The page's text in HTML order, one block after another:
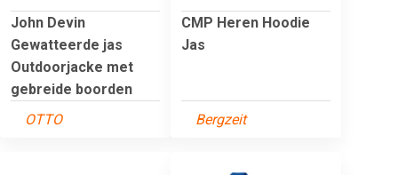
John Devin
Gewatteerde jas
Outdoorjacke met
gebreide boorden
OTTO
CMP Heren Hoodie
Jas
Bergzeit